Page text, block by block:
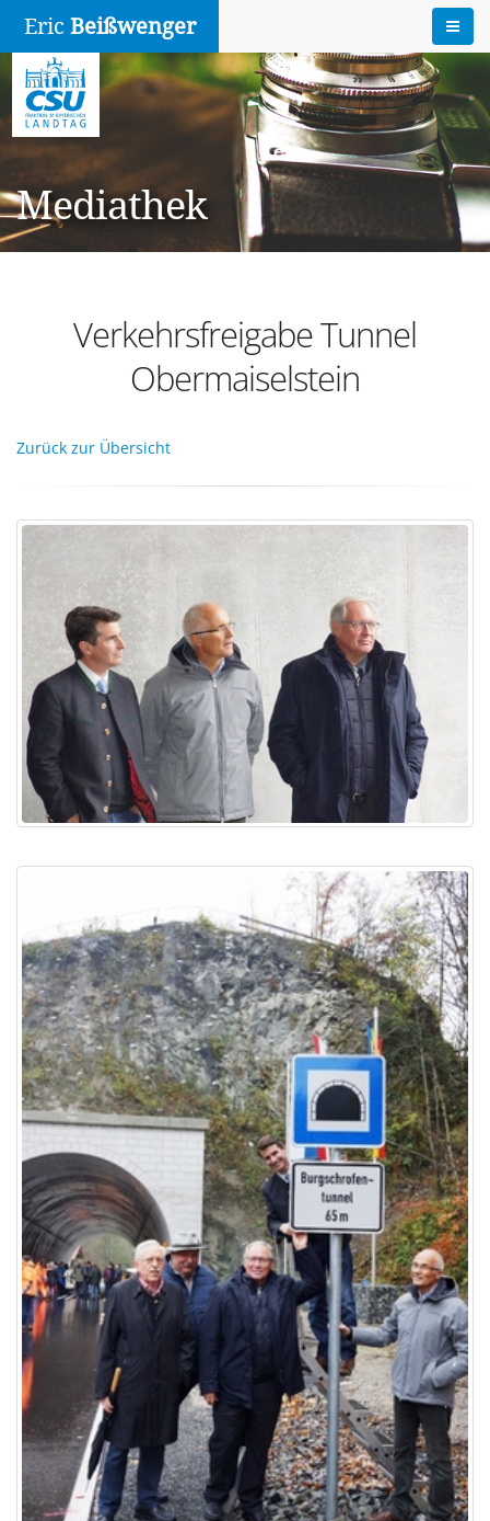
Eric Beißwenger
Mediathek
Verkehrsfreigabe Tunnel
Obermaiselstein
Zurück zur Übersicht